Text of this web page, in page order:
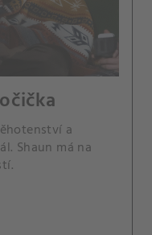
a
Shaun má na